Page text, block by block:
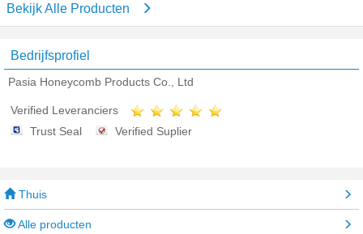
Bekijk Alle Producten
Bedrijfsprofiel
Pasia Honeycomb Products Co., Ltd
Verified Leveranciers
Trust Seal
Verified Suplier
Thuis
Alle producten